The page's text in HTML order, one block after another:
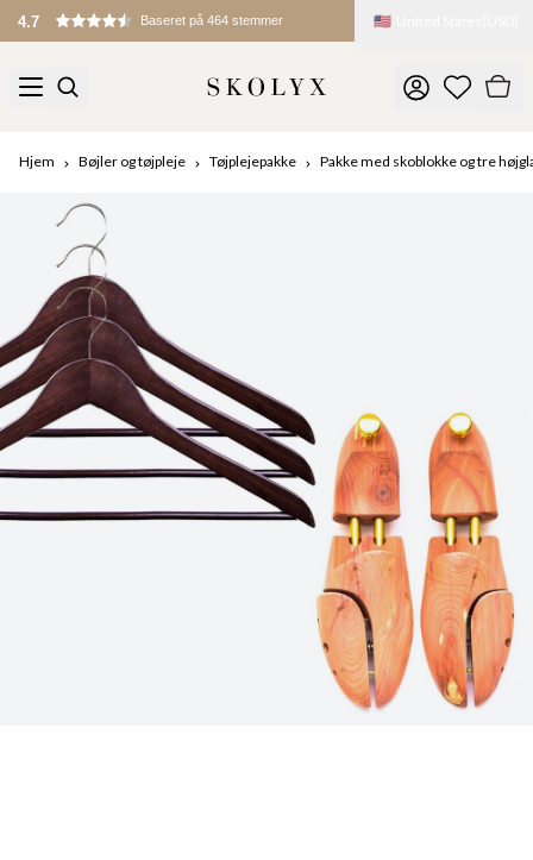
4.7 Baseret på 464 stemmer 🇺🇸
Hjem Bøjler og tøjpleje Tøjplejepakke Pakke med skoblokke og tre